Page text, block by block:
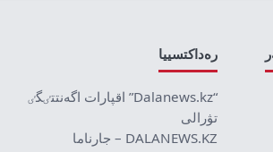
رەداكتسييا
“Dalanews.kz” اقپارات اگەنتتٸگٸ
تۋرالى
DALANEWS.KZ – جارناما